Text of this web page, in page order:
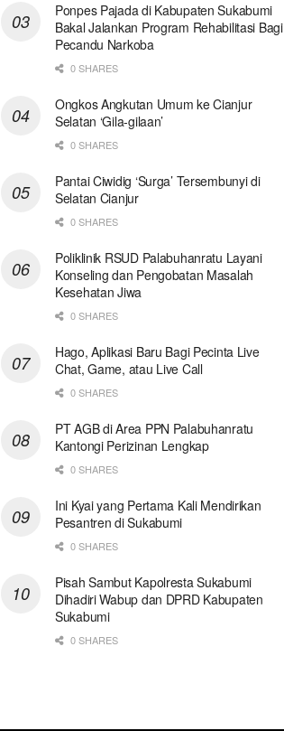
Ponpes Pajada di Kabupaten Sukabumi
Bakal Jalankan Program Rehabilitasi Bagi
Pecandu Narkoba
0 SHARES
Ongkos Angkutan Umum ke Cianjur
Selatan ‘Gila-gilaan’
0 SHARES
Pantai Ciwidig ‘Surga’ Tersembunyi di
Selatan Cianjur
0 SHARES
Poliklinik RSUD Palabuhanratu Layani
Konseling dan Pengobatan Masalah
Kesehatan Jiwa
0 SHARES
Hago, Aplikasi Baru Bagi Pecinta Live
Chat, Game, atau Live Call
0 SHARES
PT AGB di Area PPN Palabuhanratu
Kantongi Perizinan Lengkap
0 SHARES
Ini Kyai yang Pertama Kali Mendirikan
Pesantren di Sukabumi
0 SHARES
Pisah Sambut Kapolresta Sukabumi
Dihadiri Wabup dan DPRD Kabupaten
Sukabumi
0 SHARES